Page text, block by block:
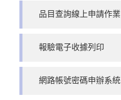
品目查詢線上申請作業
報驗電子收據列印
網路帳號密碼申辦系統